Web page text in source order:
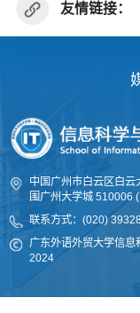
友情链接：
中国广州市白云区白
围广州大学城 510006
联系方式：(020)
广东外语外贸大学信
2024